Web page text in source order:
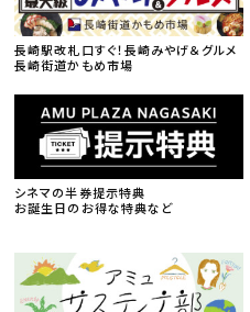
長崎駅改札口すぐ！長崎みやげ＆グルメ
長崎街道かもめ市場
シネマの半券提示特典
お誕生日のお得な特典など